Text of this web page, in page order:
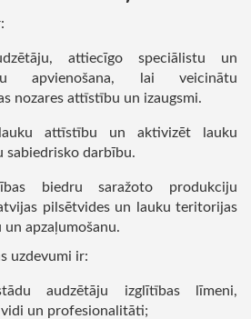
attiecīgo speciālistu un
apvienošana, lai veicinātu
nozares attīstību un izaugsmi.
attīstību un aktivizēt lauku
sabiedrisko darbību.
biedru saražoto produkciju
pilsētvides un lauku teritorijas
un apzaļumošanu.
uzdevumi ir:
audzētāju izglītības līmeni,
vidi un profesionalitāti;